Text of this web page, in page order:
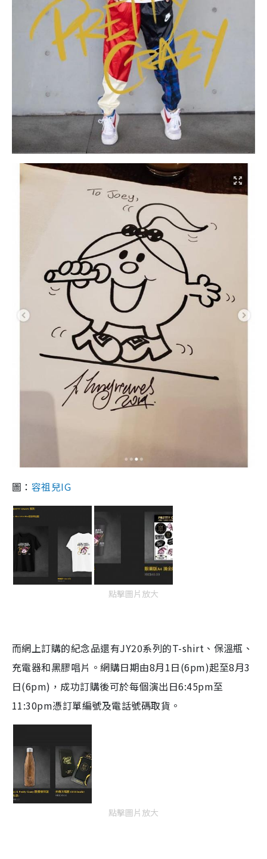
圖： 容祖兒IG
點擊圖片放大
而網上訂購的紀念品還有JY20系列的T-shirt 、保溫瓶、
充電器和黑膠唱片。網購日期由8月1日(6pm)起至8月3
日(6pm) ，成功訂購後可於每個演出日6:45pm至
11:30pm憑訂單編號及電話號碼取貨。
點擊圖片放大